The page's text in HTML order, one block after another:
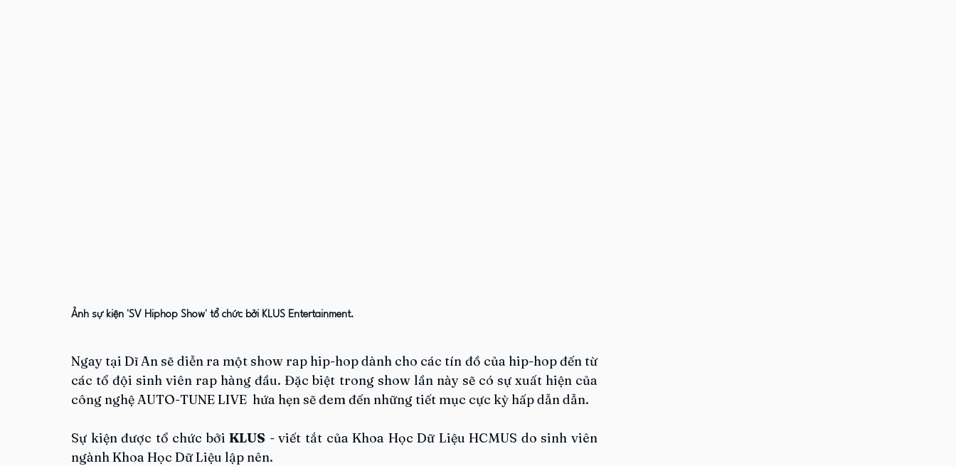
Ảnh sự kiện 'SV Hiphop Show' tổ chức bởi KLUS Entertainment.
Ngay tại Dĩ An sẽ diễn ra một show rap hip-hop dành cho các tín đồ của hip-hop đến từ
các tổ đội sinh viên rap hàng đầu. Đặc biệt trong show lần này sẽ có sự xuất hiện của
công nghệ AUTO-TUNE LIVE  hứa hẹn sẽ đem đến những tiết mục cực kỳ hấp dẫn dẫn.
Sự kiện được tổ chức bởi KLUS - viết tắt của Khoa Học Dữ Liệu HCMUS do sinh viên
ngành Khoa Học Dữ Liệu lập nên.